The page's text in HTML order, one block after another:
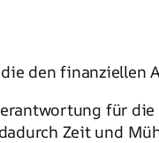
den finanziellen
für
Zeit und